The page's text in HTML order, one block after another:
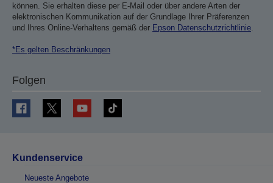
können. Sie erhalten diese per E-Mail oder über andere Arten der
elektronischen Kommunikation auf der Grundlage Ihrer Präferenzen
und Ihres Online-Verhaltens gemäß der Epson Datenschutzrichtlinie.
*Es gelten Beschränkungen
Folgen
Kundenservice
Neueste Angebote